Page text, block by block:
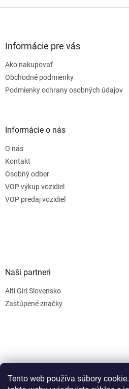
Tento web používa súbory
Informácie pre vás
Ako nakupovať
Obchodné podmienky
Podmienky ochrany osobných údajov
Informácie o nás
O nás
Kontakt
Osobný odber
VOP výkup vozidiel
VOP predaj vozidiel
Naši partneri
Alti Giri Slovensko
Zastúpené značky